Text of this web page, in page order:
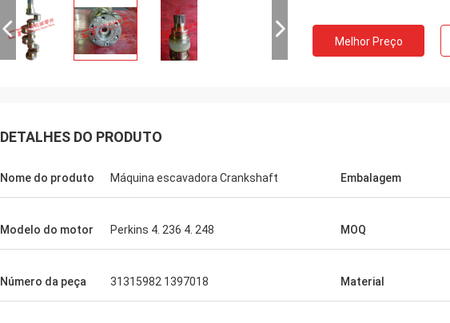
Melhor Preço
DETALHES DO PRODUTO
Nome do produto Máquina escavadora Crankshaft Embalagem
Modelo do motor Perkins 4. 236 4. 248 MOQ
Número da peça 31315982 1397018 Material